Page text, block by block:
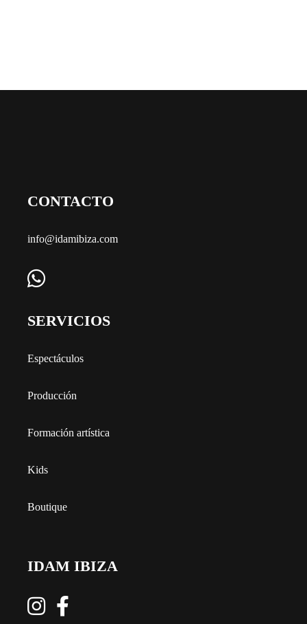
CONTACTO
info@idamibiza.com
SERVICIOS
Espectáculos
Producción
Formación artística
Kids
Boutique
IDAM IBIZA